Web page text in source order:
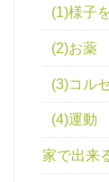
(1)様子
(2)お薬
(3)コル
(4)運動
家で出来